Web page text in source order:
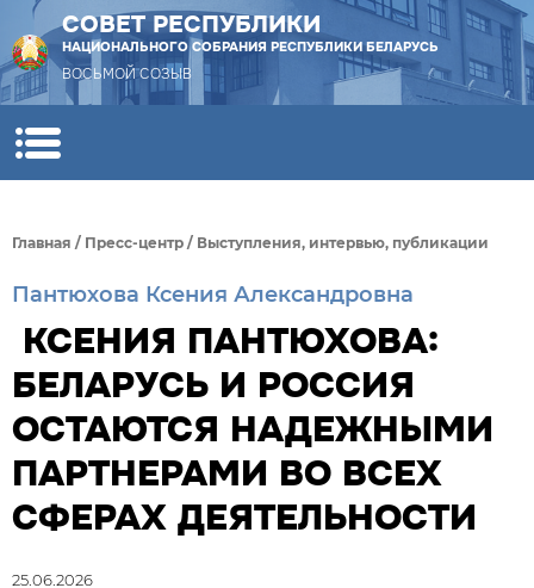
СОВЕТ РЕСПУБЛИКИ
НАЦИОНАЛЬНОГО СОБРАНИЯ РЕСПУБЛИКИ БЕЛАРУСЬ
ВОСЬМОЙ СОЗЫВ
Главная / Пресс-центр / Выступления, интервью, публикации
Пантюхова Ксения Александровна
КСЕНИЯ ПАНТЮХОВА:
БЕЛАРУСЬ И РОССИЯ
ОСТАЮТСЯ НАДЕЖНЫМИ
ПАРТНЕРАМИ ВО ВСЕХ
СФЕРАХ ДЕЯТЕЛЬНОСТИ
25.06.2026